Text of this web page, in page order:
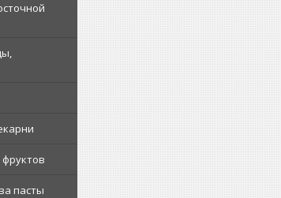
пасты